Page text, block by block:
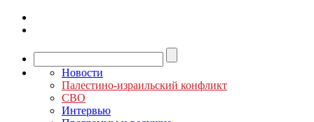
Новости
Палестино-израильский конфликт
СВО
Интервью